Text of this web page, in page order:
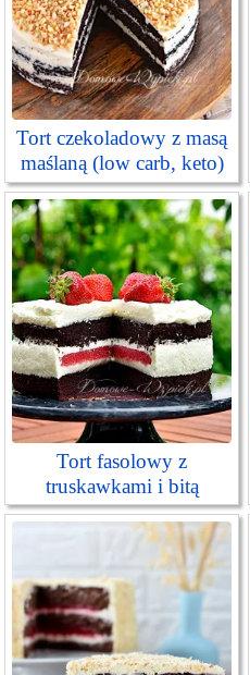
Tort czekoladowy z masą
maślaną (low carb, keto)
Tort fasolowy z
truskawkami i bitą
śmietaną